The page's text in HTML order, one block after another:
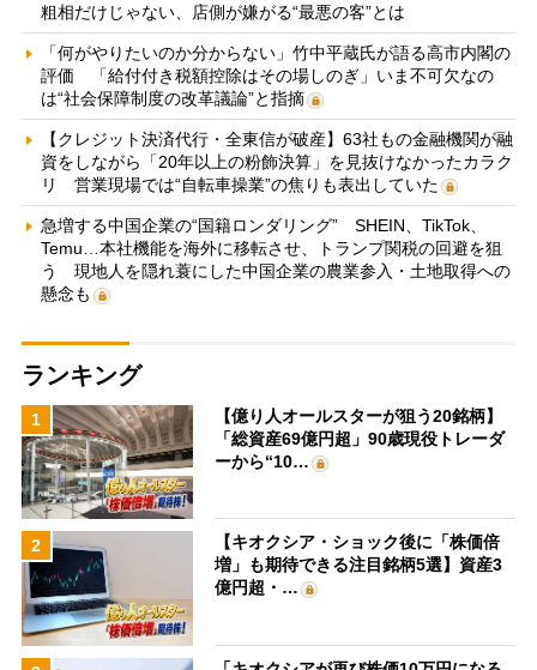
粗相だけじゃない、店側が嫌がる“最悪の客”とは
「何がやりたいのか分からない」竹中平蔵氏が語る高市内閣の
評価 「給付付き税額控除はその場しのぎ」いま不可欠なの
は“社会保障制度の改革議論”と指摘
【クレジット決済代行・全東信が破産】63社もの金融機関が融
資をしながら「20年以上の粉飾決算」を見抜けなかったカラク
リ 営業現場では“自転車操業”の焦りも表出していた
急増する中国企業の“国籍ロンダリング” SHEIN、TikTok、
Temu…本社機能を海外に移転させ、トランプ関税の回避を狙
う 現地人を隠れ蓑にした中国企業の農業参入・土地取得への
懸念も
ランキング
1
【億り人オールスターが狙う20銘柄】
「総資産69億円超」90歳現役トレーダ
ーから“10…
2
【キオクシア・ショック後に「株価倍
増」も期待できる注目銘柄5選】資産3
億円超・…